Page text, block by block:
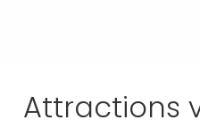
Attractions